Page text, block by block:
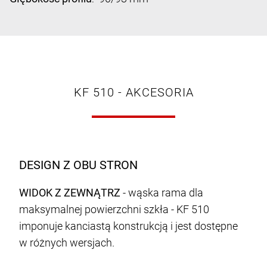
KF 510 - AKCESORIA
DESIGN Z OBU STRON
WIDOK Z ZEWNĄTRZ - wąska rama dla
maksymalnej powierzchni szkła - KF 510
imponuje kanciastą konstrukcją i jest dostępne
w różnych wersjach.